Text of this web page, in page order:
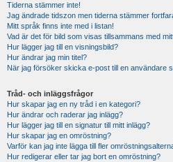
Tiderna stämmer inte!
Jag ändrade tidszon men tiderna stämmer
Mitt språk finns inte med i listan!
Vad är det för bild som visas tillsammans med
Hur lägger jag till en visningsbild?
Hur ändrar jag min titel?
När jag försöker skicka e-post till en användare
Tråd- och inläggsfrågor
Hur skapar jag en ny tråd i en kategori?
Hur ändrar och raderar jag inlägg?
Hur lägger jag till en signatur till mitt inlägg?
Hur skapar jag en omröstning?
Varför kan jag inte lägga till fler
Hur redigerar eller tar jag bort en omröstning?